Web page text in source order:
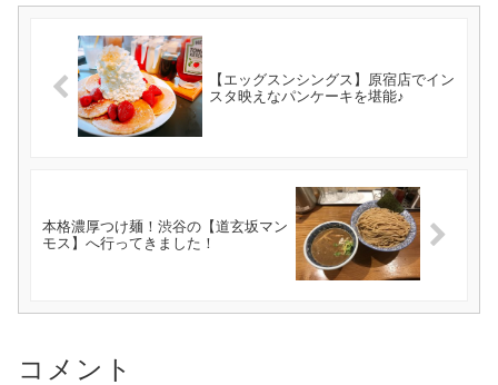
【エッグスンシングス】原宿店でイン
スタ映えなパンケーキを堪能♪
本格濃厚つけ麺！渋谷の【道玄坂マン
モス】へ行ってきました！
コメント